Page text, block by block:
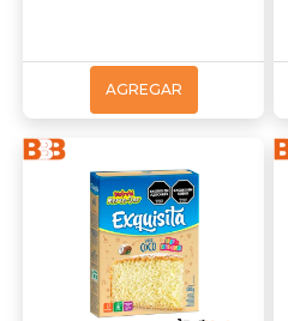
AGREGAR